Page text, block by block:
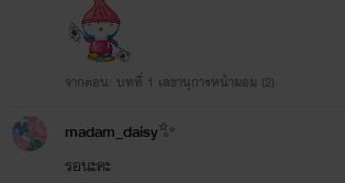
จากตอน: บทที่ 1 เลขานุการหน้ามอม (2)
madam_daisy✨
รอนะคะ